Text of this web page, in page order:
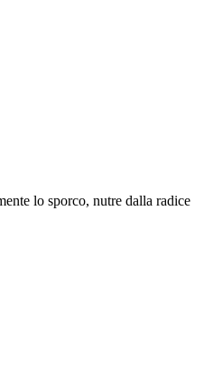
lo sporco, nutre dalla radice